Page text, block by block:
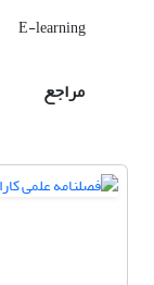
E-learning
مراجع